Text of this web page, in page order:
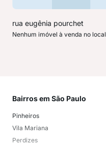
rua eugênia pourchet
Nenhum imóvel à venda no local
Bairros em São Paulo
Pinheiros
Vila Mariana
Perdizes